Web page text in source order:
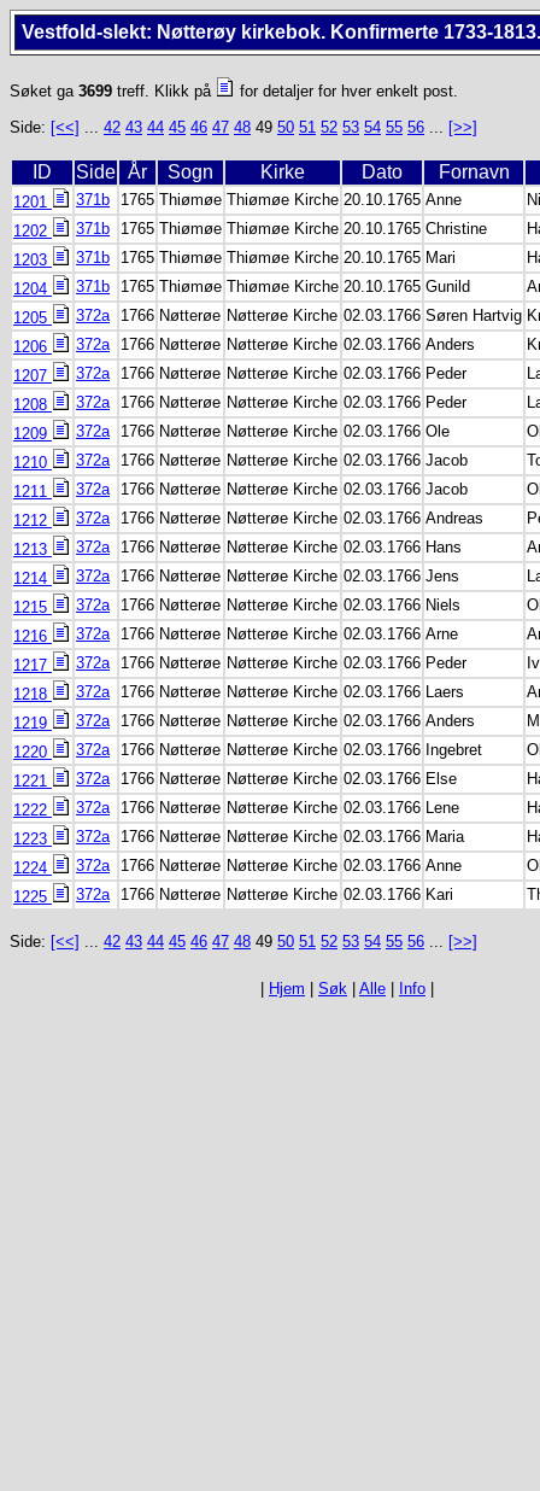
Vestfold-slekt: Nøtterøy kirkebok. Konfirmerte 1733-1813.
Søket ga 3699 treff. Klikk på
for detaljer for hver enkelt post.
Side: [<<] ... 42 43 44 45 46 47 48 49 50 51 52 53 54 55 56 ... [>>]
ID Side År Sogn Kirke Dato Fornavn
1201 371b 1765 Thiømøe Thiømøe Kirche 20.10.1765 Anne
1202
371b 1765 Thiømøe Thiømøe Kirche 20.10.1765 Christine
1203
371b 1765 Thiømøe Thiømøe Kirche 20.10.1765 Mari
1204
371b 1765 Thiømøe Thiømøe Kirche 20.10.1765 Gunild
1205
372a 1766 Nøtterøe Nøtterøe Kirche 02.03.1766 Søren Hartvig
1206
372a 1766 Nøtterøe Nøtterøe Kirche 02.03.1766 Anders
1207
372a 1766 Nøtterøe Nøtterøe Kirche 02.03.1766 Peder
1208
372a 1766 Nøtterøe Nøtterøe Kirche 02.03.1766 Peder
1209
372a 1766 Nøtterøe Nøtterøe Kirche 02.03.1766 Ole
1210
372a 1766 Nøtterøe Nøtterøe Kirche 02.03.1766 Jacob
1211
372a 1766 Nøtterøe Nøtterøe Kirche 02.03.1766 Jacob
1212
372a 1766 Nøtterøe Nøtterøe Kirche 02.03.1766 Andreas
1213
372a 1766 Nøtterøe Nøtterøe Kirche 02.03.1766 Hans
1214
372a 1766 Nøtterøe Nøtterøe Kirche 02.03.1766 Jens
1215
372a 1766 Nøtterøe Nøtterøe Kirche 02.03.1766 Niels
1216
372a 1766 Nøtterøe Nøtterøe Kirche 02.03.1766 Arne
1217
372a 1766 Nøtterøe Nøtterøe Kirche 02.03.1766 Peder
1218
372a 1766 Nøtterøe Nøtterøe Kirche 02.03.1766 Laers
1219
372a 1766 Nøtterøe Nøtterøe Kirche 02.03.1766 Anders
1220
372a 1766 Nøtterøe Nøtterøe Kirche 02.03.1766 Ingebret
1221
372a 1766 Nøtterøe Nøtterøe Kirche 02.03.1766 Else
1222
372a 1766 Nøtterøe Nøtterøe Kirche 02.03.1766 Lene
1223
372a 1766 Nøtterøe Nøtterøe Kirche 02.03.1766 Maria
1224
372a 1766 Nøtterøe Nøtterøe Kirche 02.03.1766 Anne
1225
372a 1766 Nøtterøe Nøtterøe Kirche 02.03.1766 Kari
Side: [<<] ... 42 43 44 45 46 47 48 49 50 51 52 53 54 55 56 ... [>>]
Hjem Søk Alle Info